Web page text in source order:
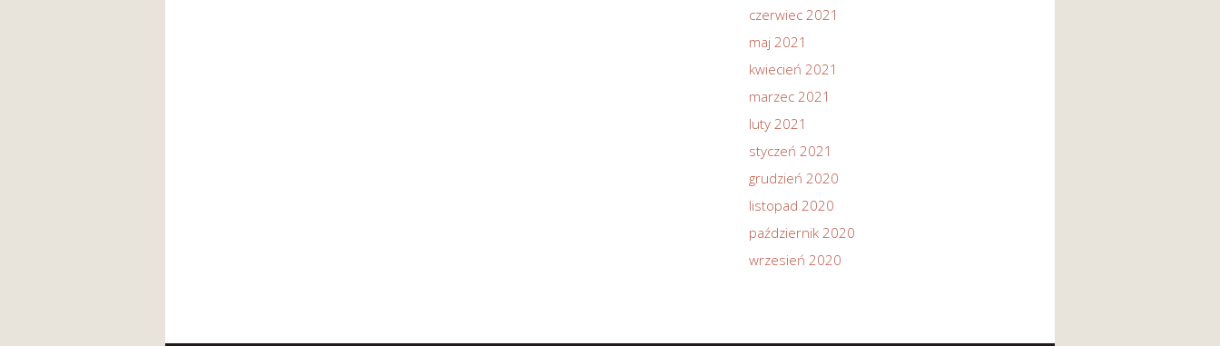
czerwiec 2021
maj 2021
kwiecień 2021
marzec 2021
luty 2021
styczeń 2021
grudzień 2020
listopad 2020
październik 2020
wrzesień 2020